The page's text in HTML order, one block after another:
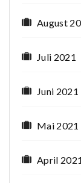
August
Juli 2021
Juni 2021
Mai 2021
April 2021